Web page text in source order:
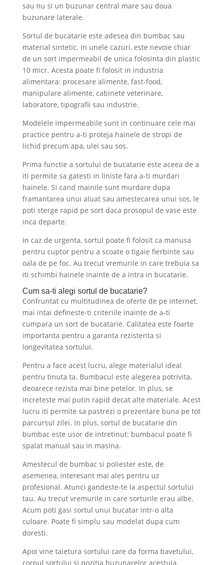
sau nu si un buzunar central mare sau doua
buzunare laterale.
Sortul de bucatarie este adesea din bumbac sau
material sintetic. In unele cazuri, este nevoie chiar
de un sort impermeabil de unica folosinta din plastic
10 micr. Acesta poate fi folosit in industria
alimentara: procesare alimente, fast-food,
manipulare alimente, cabinete veterinare,
laboratore, tipografii sau industrie.
Modelele impermeabile sunt in continuare cele mai
practice pentru a-ti proteja hainele de stropi de
lichid precum apa, ulei sau sos.
Prima functie a sortului de bucatarie este aceea de a
iti permite sa gatesti in liniste fara a-ti murdari
hainele. Si cand mainile sunt murdare dupa
framantarea unui aluat sau amestecarea unui sos, le
poti sterge rapid pe sort daca prosopul de vase este
inca departe.
In caz de urgenta, sortul poate fi folosit ca manusa
pentru cuptor pentru a scoate o tigaie fierbinte sau
oala de pe foc. Au trecut vremurile in care trebuia sa
iti schimbi hainele inainte de a intra in bucatarie.
Cum sa-ti alegi sortul de bucatarie?
Confruntat cu multitudinea de oferte de pe internet,
mai intai defineste-ti criteriile inainte de a-ti
cumpara un sort de bucatarie. Calitatea este foarte
importanta pentru a garanta rezistenta si
longevitatea sortului.
Pentru a face acest lucru, alege materialul ideal
pentru tinuta ta. Bumbacul este alegerea potrivita,
deoarece rezista mai bine petelor. In plus, se
increteste mai putin rapid decat alte materiale. Acest
lucru iti permite sa pastrezi o prezentare buna pe tot
parcursul zilei. In plus, sortul de bucatarie din
bumbac este usor de intretinut: bumbacul poate fi
spalat manual sau in masina.
Amestecul de bumbac si poliester este, de
asemenea, interesant mai ales pentru uz
profesional. Atunci gandeste-te la aspectul sortului
tau. Au trecut vremurile in care sorturile erau albe.
Acum poti gasi sortul unui bucatar intr-o alta
culoare. Poate fi simplu sau modelat dupa cum
doresti.
Apoi vine taietura sortului care da forma bavetului,
corpul sortului si pozitia buzunarelor acestuia.